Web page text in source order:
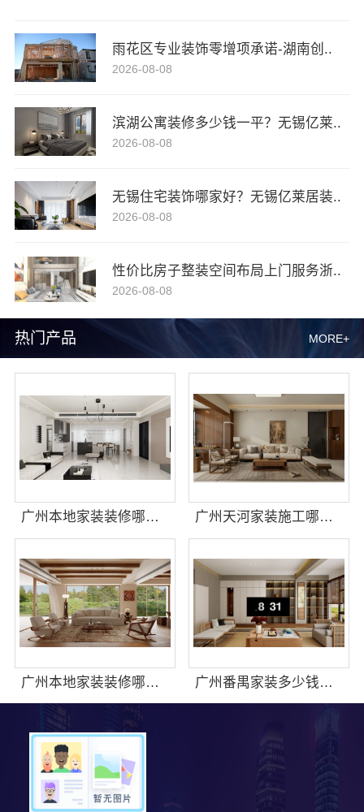
热门产品 MORE+
广州本地家装装修哪家专业毛坯房精匠饰家 广州天河家装施工哪家专业新房？精匠饰家
广州本地家装装修哪家专业毛坯房？精匠饰家全铝家居 广州番禺家装多少钱？精匠饰家新房装修报价参考
雨花区专业装饰零增项承诺-湖南创..
2026-08-08
滨湖公寓装修多少钱一平？无锡亿莱..
2026-08-08
无锡住宅装饰哪家好？无锡亿莱居装..
2026-08-08
性价比房子整装空间布局上门服务浙..
2026-08-08